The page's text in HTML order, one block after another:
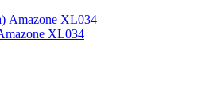
XL034